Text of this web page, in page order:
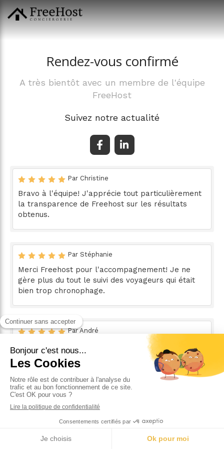
Rendez-vous confirmé
A très bientôt avec un membre de l'équipe
FreeHost
Suivez notre actualité
Par Christine
Bravo à l'équipe! J'apprécie tout particulièrement
la transparence de Freehost sur les résultats
obtenus.
Par Stéphanie
Merci Freehost pour l'accompagnement! Je ne
gère plus du tout le suivi des voyageurs qui était
bien trop chronophage.
Par André
J'ai confié mes 3 appartements à Freehost et
malgré le contexte difficile le rendement est
excellent et des locataires sont ravis.